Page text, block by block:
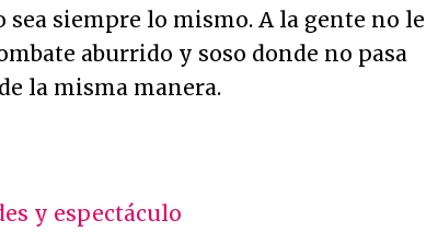
sea siempre lo mismo. A la gente no le
aburrido y soso donde no pasa
la misma manera.
y espectáculo